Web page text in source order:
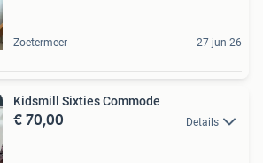
Zoetermeer 27 jun 26
Kidsmill Sixties Commode
€ 70,00 Details